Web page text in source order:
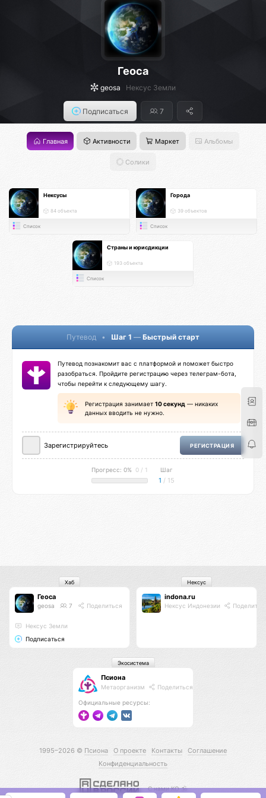
Геоса
geosa Нексус Земли
Подписаться 7
Главная Активности Маркет Альбомы
Солики
Нексусы
84 объекта
Список
Города
39 объектов
Список
Страны и юрисдикции
193 объекта
Список
Путевод • Шаг 1 — Быстрый старт
Путевод познакомит вас с платформой и поможет быстро
разобраться. Пройдите регистрацию через телеграм-бота,
чтобы перейти к следующему шагу.
Регистрация занимает 10 секунд — никаких
данных вводить не нужно.
Зарегистрируйтесь РЕГИСТРАЦИЯ
Прогресс: 0% 0 / 1 Шаг
1 / 15
Геоса
geosa 7 Поделиться
Нексус Земли
Подписаться
Хаб
indona.ru
Нексус Индонезии
Нексус
Псиона
Метаорганизм Поделиться
Официальные ресурсы:
Экосистема
1995–2026 © Псиона О проекте Контакты
Соглашение
Конфиденциальность
С нами КО 🕉️